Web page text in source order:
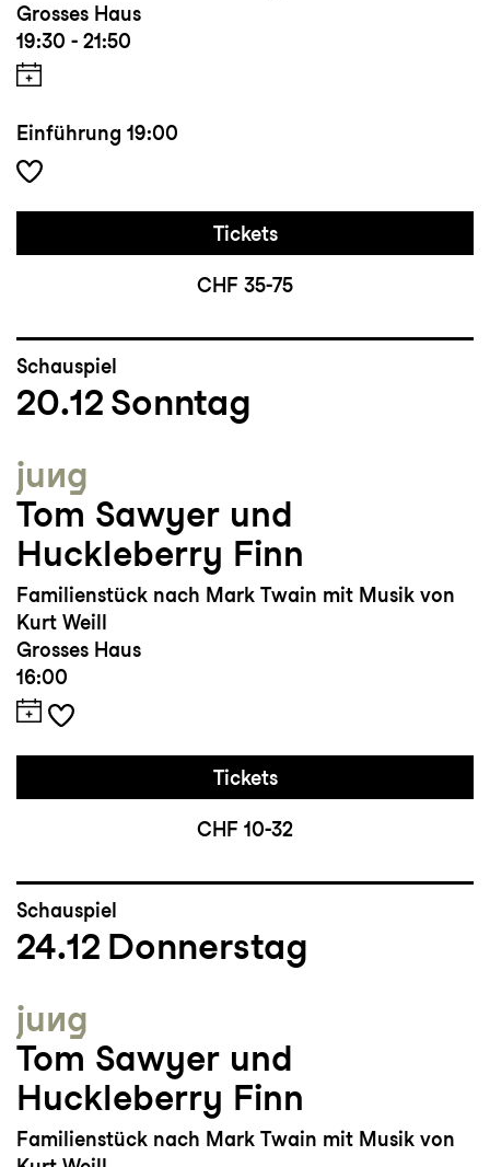
Grosses Haus
19:30 - 21:50
Einführung 19:00
Tickets
CHF 35-75
Schauspiel
20.12 Sonntag
jung
Tom Sawyer und
Huckleberry Finn
Familienstück nach Mark Twain mit Musik von
Kurt Weill
Grosses Haus
16:00
Tickets
CHF 10-32
Schauspiel
24.12 Donnerstag
jung
Tom Sawyer und
Huckleberry Finn
Familienstück nach Mark Twain mit Musik von